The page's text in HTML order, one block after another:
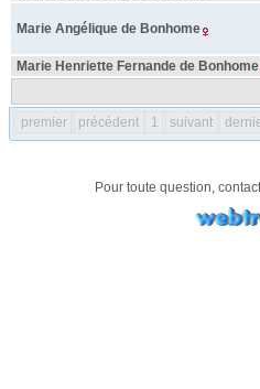
Marie Angélique de Bonhome
Marie Henriette Fernande de Bonhome
premier précédent 1 suivant
Pour toute question,